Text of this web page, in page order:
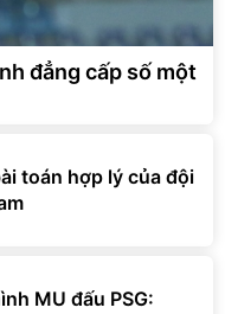
đẳng cấp số một
toán hợp lý của đội
MU đấu PSG: